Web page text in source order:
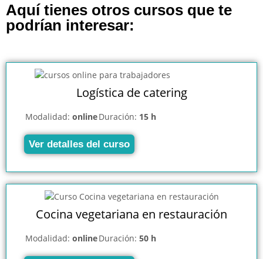
Aquí tienes otros cursos que te
podrían interesar:
Logística de catering
Modalidad: onlineDuración: 15 h
Ver detalles del curso
Cocina vegetariana en restauración
Modalidad: onlineDuración: 50 h